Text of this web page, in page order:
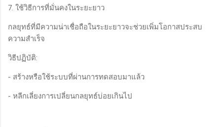
7. ใช้วิธีการที่มั่นคงในระยะยาว
กลยุทธ์ที่มีความน่าเชื่อถือในระยะยาวจะช่วยเพิ่มโอกาสประสบ
ความสำเร็จ
วิธีปฏิบัติ:
- สร้างหรือใช้ระบบที่ผ่านการทดสอบมาแล้ว
- หลีกเลี่ยงการเปลี่ยนกลยุทธ์บ่อยเกินไป